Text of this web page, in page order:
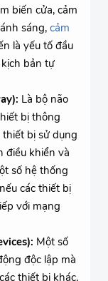
biến cửa, cảm
sáng, cảm
là yếu tố đầu
bản tự
Là bộ não
bị thông
thiết bị sử dụng
điều khiển và
số hệ thống
các thiết bị
với mạng
Một số
độc lập mà
thiết bị khác,